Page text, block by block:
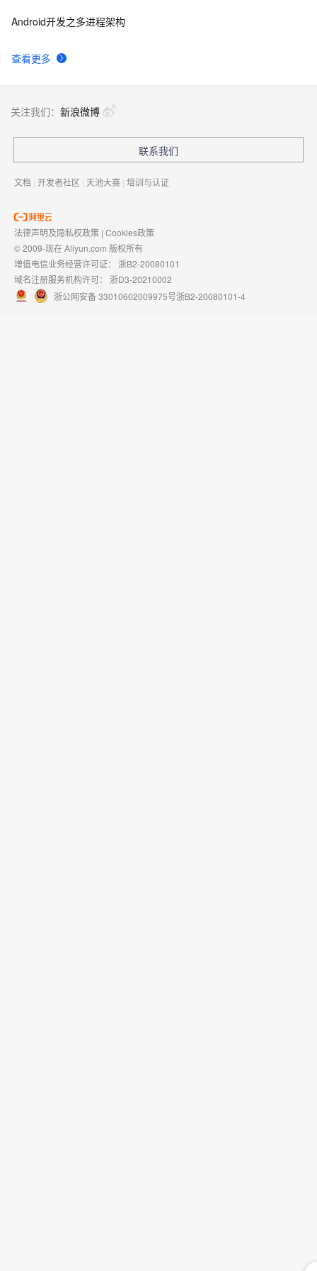
查看更多
Android开发之多进程架构
关注我们： 新浪微博
联系我们
文档 | 开发者社区 | 天池大赛 | 培训与认证
法律声明及隐私权政策 | Cookies政策
© 2009-现在 Aliyun.com 版权所有
增值电信业务经营许可证： 浙B2-20080101
域名注册服务机构许可： 浙D3-20210002
浙公网安备 33010602009975号浙B2-20080101-4